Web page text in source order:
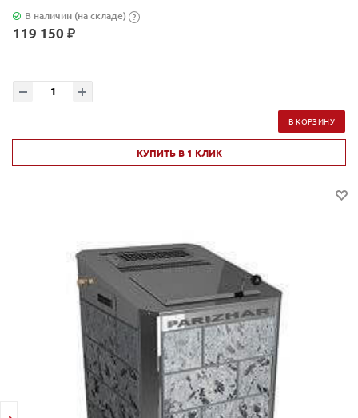
В наличии (на складе) ?
119 150 ₽
В КОРЗИНУ
КУПИТЬ В 1 КЛИК